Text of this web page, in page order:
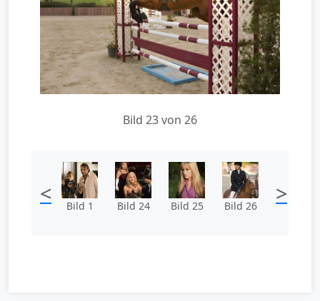
Bild 23 von 26
< Bild 1 Bild 24 Bild 25 Bild 26 >